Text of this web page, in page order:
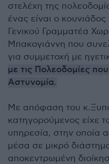
στελέχη της
ένας είναι ο
Γενικού Γραμματέα
Μπακογιάννη που
για συμμετοχή με
με τις Πολεοδομίες
Αστυνομία.
Με απόφαση του
κατηγορούμενος είχε
υπηρεσία, στην οποία
μέσα σε μικρό
αποκεντρωμένη